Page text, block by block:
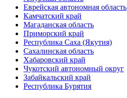
Еврейская автономная область
Камчатский край
Магаданская область
Приморский край
Республика Саха (Якутия)
Сахалинская область
Хабаровский край
Чукотский автономный округ
Забайкальский край
Республика Бурятия